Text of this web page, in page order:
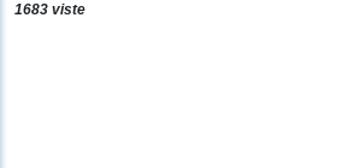
1683 viste